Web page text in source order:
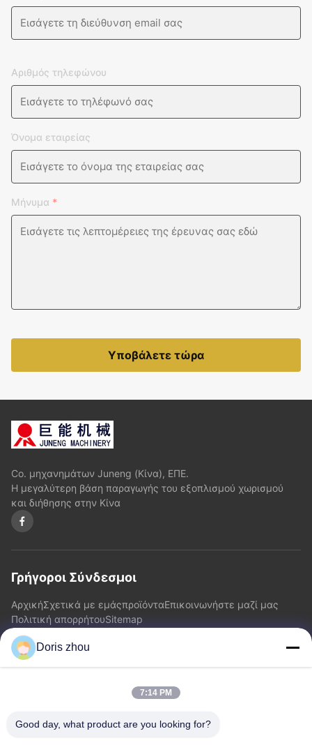
Αριθμός τηλεφώνου
Όνομα εταιρείας
Μήνυμα *
Υποβάλετε τώρα
Co. μηχανημάτων Juneng (Κίνα), ΕΠΕ.
Η μεγαλύτερη βάση παραγωγής του εξοπλισμού χωρισμού
και διήθησης στην Κίνα
Γρήγοροι Σύνδεσμοι
ΑρχικήΣχετικά με εμάςπροϊόνταΕπικοινωνήστε μαζί μας
Πολιτική απορρήτουSitemap
Επικοινωνήστε μαζί μας
Διεύθυνση: Δρόμος Chaoyang, κωμόπολη Zhotie, πόλη
Doris zhou
7:14 PM
Good day, what product are you looking for?